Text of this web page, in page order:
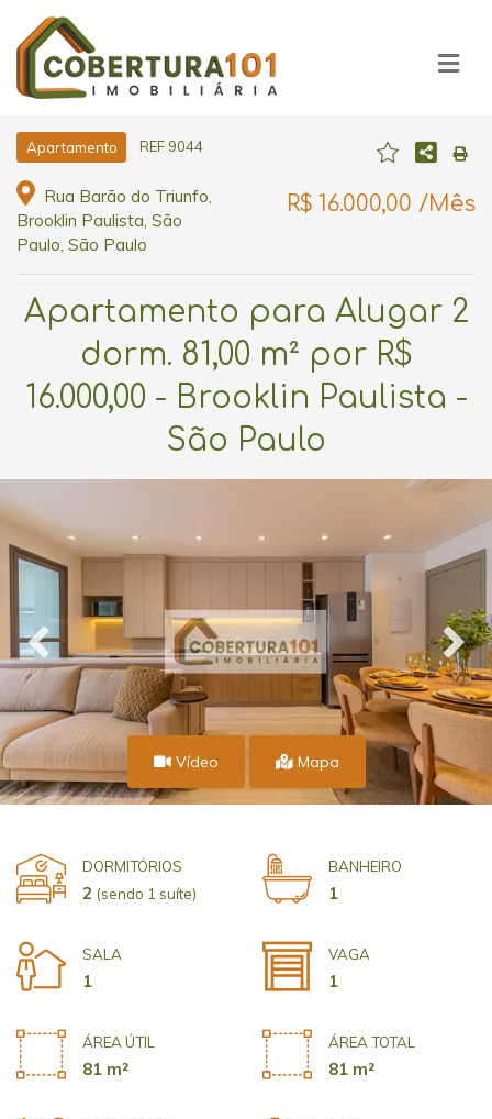
Apartamento REF 9044
Rua Barão do Triunfo,
Brooklin Paulista, São
Paulo, São Paulo
R$ 16.000,00 /Mês
Apartamento para Alugar 2
dorm. 81,00 m² por R$
16.000,00 - Brooklin Paulista -
São Paulo
Vídeo Mapa
DORMITÓRIOS
2 (sendo 1 suíte)
BANHEIRO
1
SALA
1
VAGA
1
ÁREA ÚTIL
81 m²
ÁREA TOTAL
81 m²